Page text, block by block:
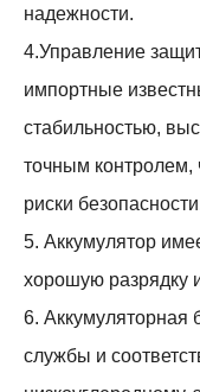
надежности.
4.Управление
импортные
стабильностью,
точным контролем,
риски
5. Аккумулятор
хорошую разрядку
6. Аккумуляторная
службы и